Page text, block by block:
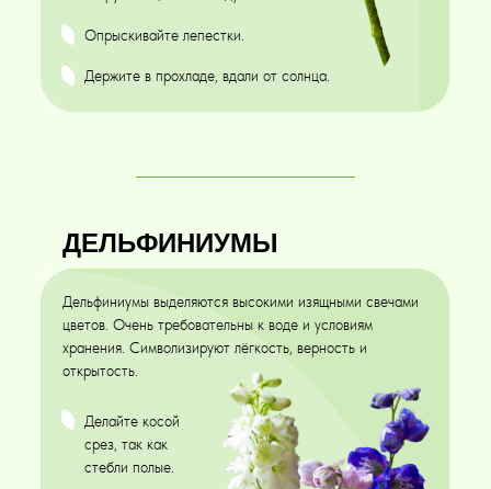
Опрыскивайте лепестки.
Держите в прохладе, вдали от солнца.
ДЕЛЬФИНИУМЫ
Делайте косой
срез, так как
стебли полые.
Дельфиниумы выделяются высокими изящными свечами
цветов. Очень требовательны к воде и условиям
хранения. Символизируют лёгкость, верность и
открытость.